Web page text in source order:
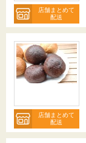
店舗まとめて
配送
店舗まとめて
配送